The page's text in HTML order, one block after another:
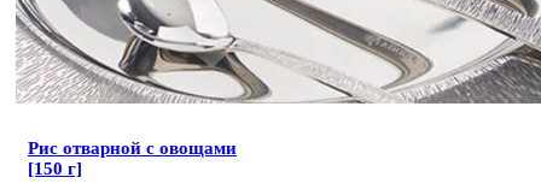
Рис отварной с овощами
[150 г]